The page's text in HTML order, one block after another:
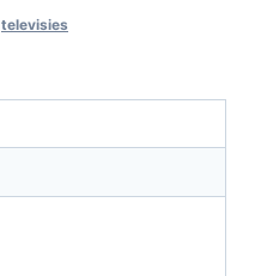
televisies